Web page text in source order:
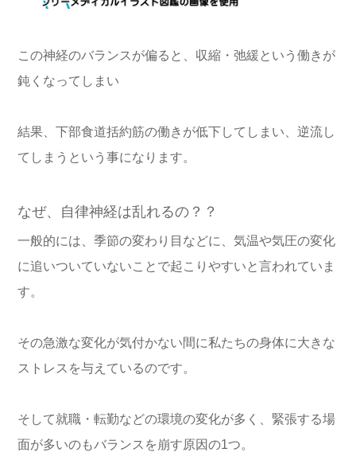
この神経のバランスが偏ると、収縮・弛緩という働きが
鈍くなってしまい
結果、下部食道括約筋の働きが低下してしまい、逆流し
てしまうという事になります。
なぜ、自律神経は乱れるの？？
一般的には、季節の変わり目などに、気温や気圧の変化
に追いついていないことで起こりやすいと言われていま
す。
その急激な変化が気付かない間に私たちの身体に大きな
ストレスを与えているのです。
そして就職・転勤などの環境の変化が多く、緊張する場
面が多いのもバランスを崩す原因の1つ。